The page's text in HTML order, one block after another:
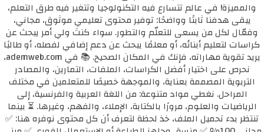
والمميزة! في عالم تتسارع فيه التكنولوجيا وتتغير فيه طرق التعلم،
يبقى هدفنا ثابتًا وواضحًا: توفير محتوى تعليمي موثوق، مجاني،
وفعّال لكل من يسعى للتعلّم والتطور. سواء كنتَ ولي أمر يبحث عن
كراسات لتعليم أبنائه، أو معلمًا يبحث عن دعم إضافي لفصله، أو طالبًا
يريد تقوية مهاراته، فإنك في المكان الصحيح. 📚 في ademweb.com،
نحرص على اختيار أفضل الكراسات، الملفات، التمارين، والمصادر
التربوية المصممة بعناية، والموجهة خصيصًا للمتعلمين في مختلف
المراحل. نغطي مواد متنوعة: من اللغة العربية والفرنسية، إلى
الرياضيات والعلوم، مرورًا بالكتابة، الإملاء، والفهم، وغيرها. ⏳ بينما
تنتظر بدء تحميل الملف، خذ لحظة لتعرف أن كل محتوى نوفره هنا: ✅